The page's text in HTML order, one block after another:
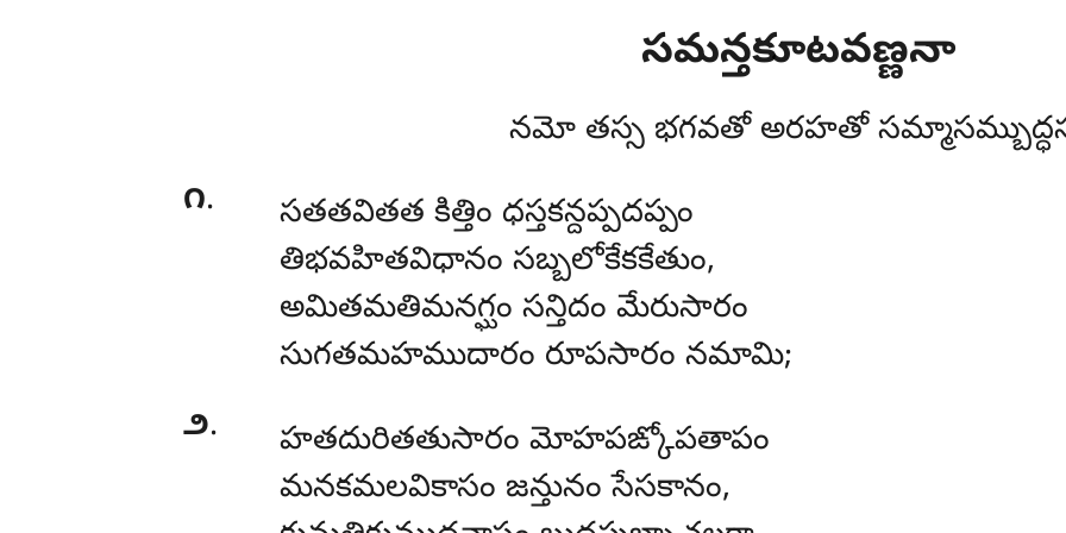
సమన్తకూటవణ్ణనా
నమో తస్స భగవతో అరహతో
౧.
సతతవితత కిత్తిం ధస్తకన్దప్పదప్పం
తిభవహితవిధానం సబ్బలోకేకకేతుం,
అమితమతిమనగ్ఘం సన్తిదం మేరుసారం
సుగతమహముదారం రూపసారం నమామి;
౨.
హతదురితతుసారం మోహపఙ్కోపతాపం
మనకమలవికాసం జన్తునం సేసకానం,